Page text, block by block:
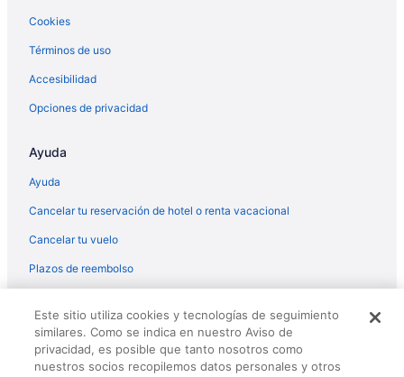
Cookies
Términos de uso
Accesibilidad
Opciones de privacidad
Ayuda
Ayuda
Cancelar tu reservación de hotel o renta vacacional
Cancelar tu vuelo
Plazos de reembolso
reserved. Travelocity, the Stars Design, and The Roaming Gnome
Design are trademarks or registered trademarks of Travelscape LLC.
CST# 2083930-50.
Este sitio utiliza cookies y tecnologías de seguimiento
similares. Como se indica en nuestro Aviso de
privacidad, es posible que tanto nosotros como
nuestros socios recopilemos datos personales y otros